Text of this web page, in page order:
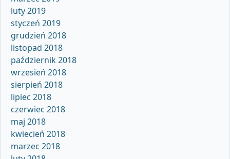
luty 2019
styczeń 2019
grudzień 2018
listopad 2018
październik 2018
wrzesień 2018
sierpień 2018
lipiec 2018
czerwiec 2018
maj 2018
kwiecień 2018
marzec 2018